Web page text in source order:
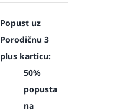
Popust uz
Porodičnu 3
plus karticu:
50%
popusta
na